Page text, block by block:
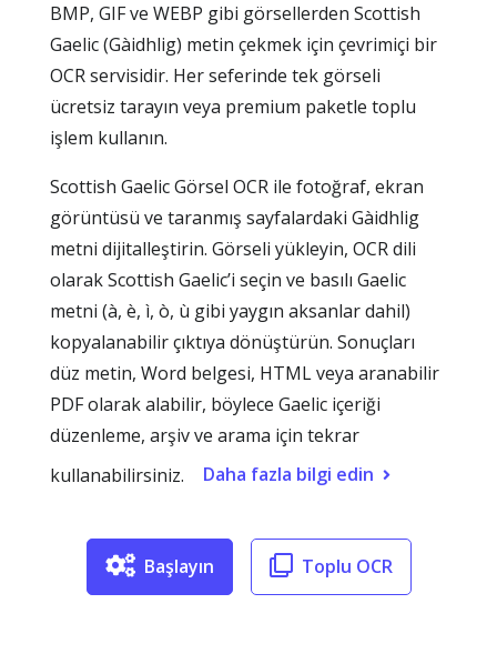
BMP, GIF ve WEBP gibi görsellerden Scottish
Gaelic (Gàidhlig) metin çekmek için çevrimiçi bir
OCR servisidir. Her seferinde tek görseli
ücretsiz tarayın veya premium paketle toplu
işlem kullanın.
Scottish Gaelic Görsel OCR ile fotoğraf, ekran
görüntüsü ve taranmış sayfalardaki Gàidhlig
metni dijitalleştirin. Görseli yükleyin, OCR dili
olarak Scottish Gaelic’i seçin ve basılı Gaelic
metni (à, è, ì, ò, ù gibi yaygın aksanlar dahil)
kopyalanabilir çıktıya dönüştürün. Sonuçları
düz metin, Word belgesi, HTML veya aranabilir
PDF olarak alabilir, böylece Gaelic içeriği
düzenleme, arşiv ve arama için tekrar
kullanabilirsiniz.
Daha fazla bilgi edin
Başlayın Toplu OCR